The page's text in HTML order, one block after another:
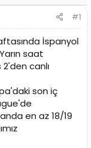
#1
İspanyol
saat
canlı
son iç
en az 18/19